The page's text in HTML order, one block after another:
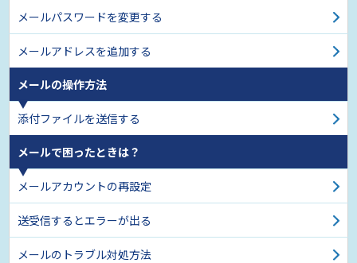
メールパスワードを変更する
メールアドレスを追加する
メールの操作方法
添付ファイルを送信する
メールで困ったときは？
メールアカウントの再設定
送受信するとエラーが出る
メールのトラブル対処方法